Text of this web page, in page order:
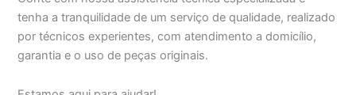
tenha a tranquilidade de um serviço de qualidade, realizado
por técnicos experientes, com atendimento a domicílio,
garantia e o uso de peças originais.